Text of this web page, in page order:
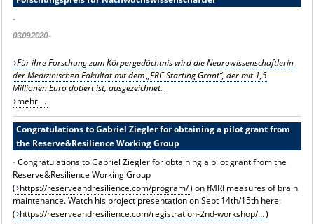
-
03.09.2020 -
Für ihre Forschung zum Körpergedächtnis wird die Neurowissenschaftlerin
der Medizinischen Fakultät mit dem „ERC Starting Grant“, der mit 1,5
Millionen Euro dotiert ist, ausgezeichnet.
mehr ...
Congratulations to Gabriel Ziegler for obtaining a pilot grant from
the Reserve&Resilience Working Group
-Congratulations to Gabriel Ziegler for obtaining a pilot grant from the
Reserve&Resilience Working Group
( https://reserveandresilience.com/program/) on fMRI measures of brain
maintenance. Watch his project presentation on Sept 14th/15th here:
( https://reserveandresilience.com/registration-2nd-workshop/…)